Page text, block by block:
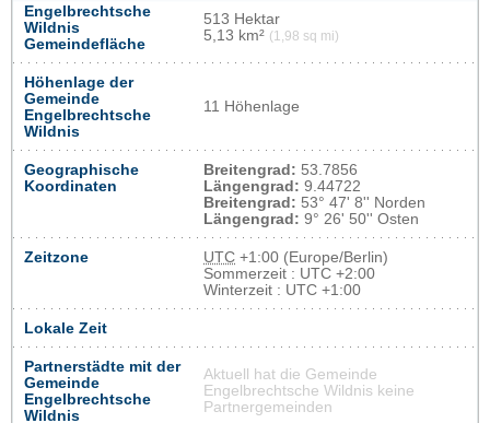
Engelbrechtsche
Wildnis
Gemeindefläche
513 Hektar
5,13 km² (1,98 sq mi)
Höhenlage der
Gemeinde
Engelbrechtsche
Wildnis
11 Höhenlage
Geographische
Koordinaten
Breitengrad: 53.7856
Längengrad: 9.44722
Breitengrad: 53° 47' 8'' Norden
Längengrad: 9° 26' 50'' Osten
Zeitzone UTC +1:00 (Europe/Berlin)
Sommerzeit : UTC +2:00
Winterzeit : UTC +1:00
Lokale Zeit
Partnerstädte mit der
Gemeinde
Engelbrechtsche
Wildnis
Aktuell hat die Gemeinde
Engelbrechtsche Wildnis keine
Partnergemeinden